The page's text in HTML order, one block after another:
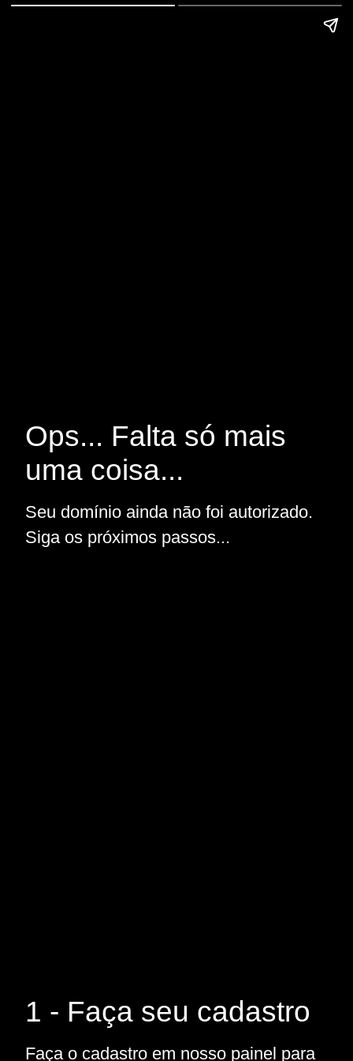
Ops... Falta só mais
uma coisa...
Seu domínio ainda não foi autorizado.
Siga os próximos passos...
1 - Faça seu cadastro
Faça o cadastro em nosso painel para